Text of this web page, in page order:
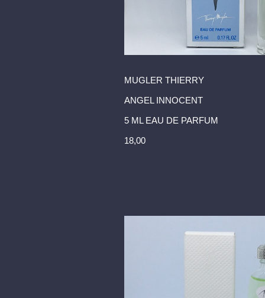
MUGLER THIERRY
ANGEL INNOCENT
5 ML EAU DE PARFUM
18,00